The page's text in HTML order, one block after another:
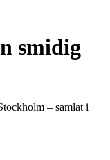
smidig
– samlat i